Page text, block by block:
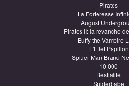
Pirates
La Forteresse
August
Pirates II: la revanche
Buffy the Vampire
L'Effet Papillon
Spider-Man Brand
10 000
Bestialité
Spiderbabe